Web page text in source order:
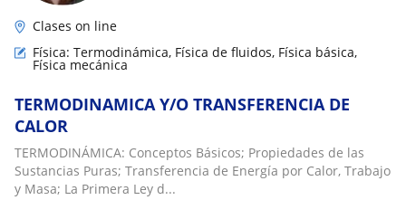
Clases on line
Física: Termodinámica, Física de fluidos, Física básica,
Física mecánica
TERMODINAMICA Y/O TRANSFERENCIA DE
CALOR
TERMODINÁMICA: Conceptos Básicos; Propiedades de las
Sustancias Puras; Transferencia de Energía por Calor, Trabajo
y Masa; La Primera Ley d...